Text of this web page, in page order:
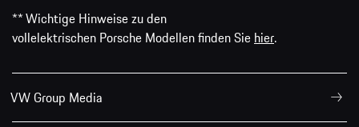
** Wichtige Hinweise zu den
vollelektrischen Porsche Modellen finden Sie hier.
VW Group Media